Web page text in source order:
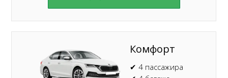
Комфорт
✔ 4 пассажира